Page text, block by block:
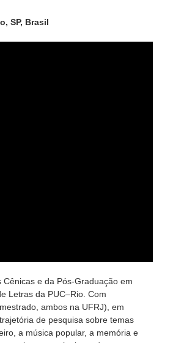
SP, Brasil
e da Pós-Graduação em
Letras da PUC–Rio. Com
ambos na UFRJ), em
de pesquisa sobre temas
a música popular, a memória e